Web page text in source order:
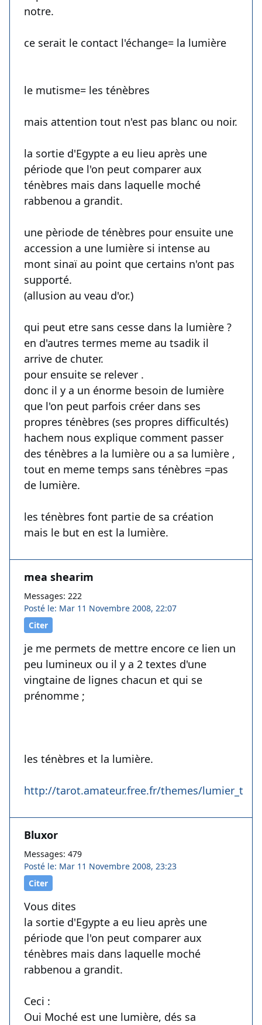
notre.
ce serait le contact l'échange= la lumière
le mutisme= les ténèbres
mais attention tout n'est pas blanc ou noir.
la sortie d'Egypte a eu lieu après une
période que l'on peut comparer aux
ténèbres mais dans laquelle moché
rabbenou a grandit.
une pèriode de ténèbres pour ensuite une
accession a une lumière si intense au
mont sinaï au point que certains n'ont pas
supporté.
(allusion au veau d'or.)
qui peut etre sans cesse dans la lumière ?
en d'autres termes meme au tsadik il
arrive de chuter.
pour ensuite se relever .
donc il y a un énorme besoin de lumière
que l'on peut parfois créer dans ses
propres ténèbres (ses propres difficultés)
hachem nous explique comment passer
des ténèbres a la lumière ou a sa lumière ,
tout en meme temps sans ténèbres =pas
de lumière.
les ténèbres font partie de sa création
mais le but en est la lumière.
mea shearim
Messages: 222
Posté le: Mar 11 Novembre 2008, 22:07
Citer
je me permets de mettre encore ce lien un
peu lumineux ou il y a 2 textes d'une
vingtaine de lignes chacun et qui se
prénomme ;
les ténèbres et la lumière.
http://tarot.amateur.free.fr/themes/
Bluxor
Messages: 479
Posté le: Mar 11 Novembre 2008, 23:23
Citer
Vous dites
la sortie d'Egypte a eu lieu après une
période que l'on peut comparer aux
ténèbres mais dans laquelle moché
rabbenou a grandit.
Ceci :
Oui Moché est une lumière, dés sa